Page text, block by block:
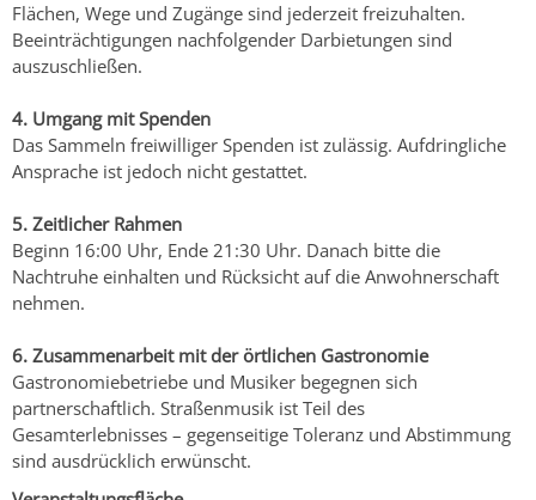
Flächen, Wege und Zugänge sind jederzeit freizuhalten.
Beeinträchtigungen nachfolgender Darbietungen sind
auszuschließen.
4. Umgang mit Spenden
Das Sammeln freiwilliger Spenden ist zulässig. Aufdringliche
Ansprache ist jedoch nicht gestattet.
5. Zeitlicher Rahmen
Beginn 16:00 Uhr, Ende 21:30 Uhr. Danach bitte die
Nachtruhe einhalten und Rücksicht auf die Anwohnerschaft
nehmen.
6. Zusammenarbeit mit der örtlichen Gastronomie
Gastronomiebetriebe und Musiker begegnen sich
partnerschaftlich. Straßenmusik ist Teil des
Gesamterlebnisses – gegenseitige Toleranz und Abstimmung
sind ausdrücklich erwünscht.